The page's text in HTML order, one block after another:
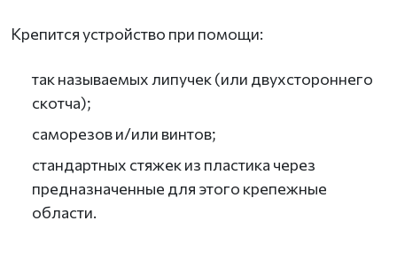
Крепится устройство при помощи:
так называемых липучек (или двухстороннего
скотча);
саморезов и/или винтов;
стандартных стяжек из пластика через
предназначенные для этого крепежные
области.